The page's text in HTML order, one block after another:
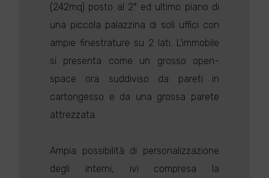
(242mq) posto al 2° ed ultimo piano di
una piccola palazzina di soli uffici con
ampie finestrature su 2 lati. L'immobile
si presenta come un grosso open-
space ora suddiviso da pareti in
cartongesso e da una grossa parete
attrezzata.
Ampia possibilità di personalizzazione
degli interni, ivi compresa la